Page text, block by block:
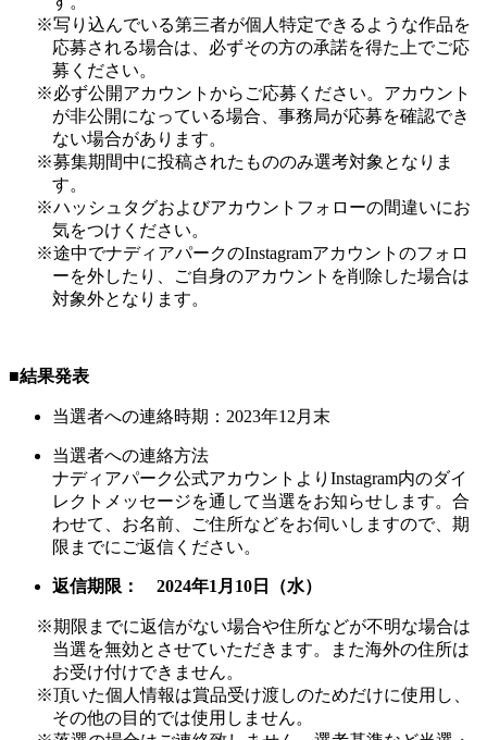
※写り込んでいる第三者が個人特定できるような作品を
応募される場合は、必ずその方の承諾を得た上でご応
募ください。
※必ず公開アカウントからご応募ください。アカウント
が非公開になっている場合、事務局が応募を確認でき
ない場合があります。
※募集期間中に投稿されたもののみ選考対象となりま
す。
※ハッシュタグおよびアカウントフォローの間違いにお
気をつけください。
※途中でナディアパークのInstagramアカウントのフォロ
ーを外したり、ご自身のアカウントを削除した場合は
対象外となります。
■結果発表
当選者への連絡時期：2023年12月末
当選者への連絡方法
ナディアパーク公式アカウントよりInstagram内のダイ
レクトメッセージを通して当選をお知らせします。合
わせて、お名前、ご住所などをお伺いしますので、期
限までにご返信ください。
返信期限： 2024年1月10日（水）
※期限までに返信がない場合や住所などが不明な場合は
当選を無効とさせていただきます。また海外の住所は
お受け付けできません。
※頂いた個人情報は賞品受け渡しのためだけに使用し、
その他の目的では使用しません。